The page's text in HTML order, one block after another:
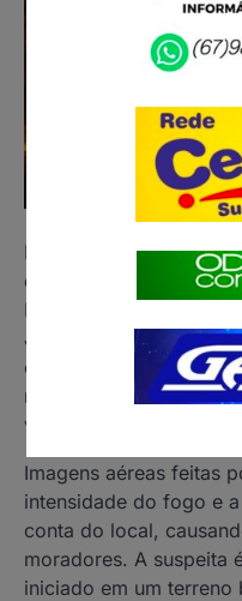
Incêndio de grandes
deste domingo (7), a
Federal de Mato
Jardim Universitário,
começaram no fim da
rapidamente por
vegetação seca, altas
Imagens aéreas feitas
intensidade do fogo e
conta do local,
moradores. A suspeita
iniciado em um